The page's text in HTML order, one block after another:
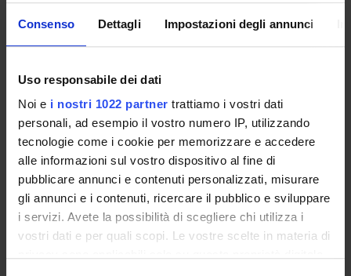
Consenso Dettagli Impostazioni degli annunci
Uso responsabile dei dati
Noi e i nostri 1022 partner trattiamo i vostri dati
personali, ad esempio il vostro numero IP, utilizzando
tecnologie come i cookie per memorizzare e accedere
alle informazioni sul vostro dispositivo al fine di
pubblicare annunci e contenuti personalizzati, misurare
gli annunci e i contenuti, ricercare il pubblico e sviluppare
i servizi. Avete la possibilità di scegliere chi utilizza i
vostri dati e per quali scopi. Le vostre scelte in materia di
Micro- and nano-scale materials
ACTIVITIES
RESEARCH AREAS
RESEARCH GROUPS